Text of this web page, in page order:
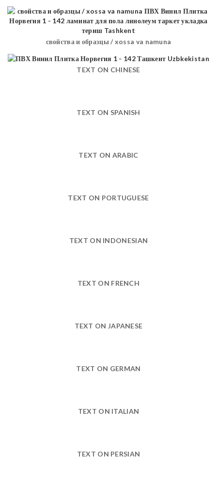
свойства и образцы / xossa va namuna
TEXT ON CHINESE
TEXT ON SPANISH
TEXT ON ARABIC
TEXT ON PORTUGUESE
TEXT ON INDONESIAN
TEXT ON FRENCH
TEXT ON JAPANESE
TEXT ON GERMAN
TEXT ON ITALIAN
TEXT ON PERSIAN